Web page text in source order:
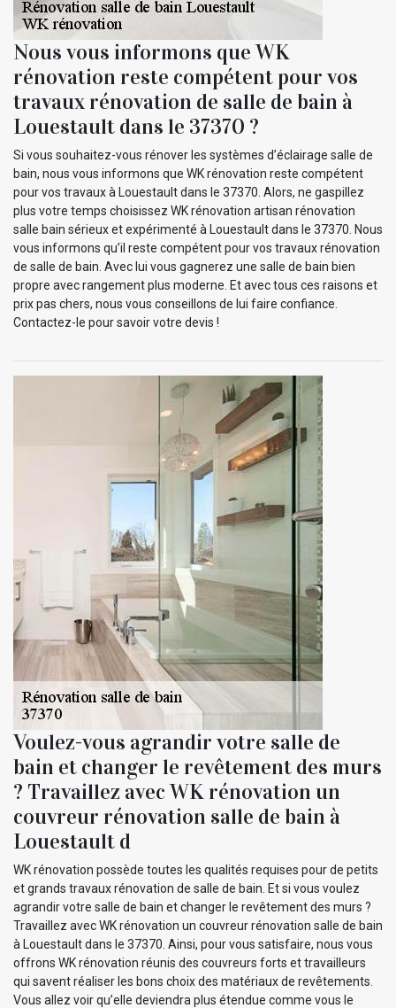
Nous vous informons que WK
rénovation reste compétent pour vos
travaux rénovation de salle de bain à
Louestault dans le 37370 ?
Si vous souhaitez-vous rénover les systèmes d’éclairage salle de
bain, nous vous informons que WK rénovation reste compétent
pour vos travaux à Louestault dans le 37370. Alors, ne gaspillez
plus votre temps choisissez WK rénovation artisan rénovation
salle bain sérieux et expérimenté à Louestault dans le 37370. Nous
vous informons qu’il reste compétent pour vos travaux rénovation
de salle de bain. Avec lui vous gagnerez une salle de bain bien
propre avec rangement plus moderne. Et avec tous ces raisons et
prix pas chers, nous vous conseillons de lui faire confiance.
Contactez-le pour savoir votre devis !
Voulez-vous agrandir votre salle de
bain et changer le revêtement des murs
? Travaillez avec WK rénovation un
couvreur rénovation salle de bain à
Louestault d
WK rénovation possède toutes les qualités requises pour de petits
et grands travaux rénovation de salle de bain. Et si vous voulez
agrandir votre salle de bain et changer le revêtement des murs ?
Travaillez avec WK rénovation un couvreur rénovation salle de bain
à Louestault dans le 37370. Ainsi, pour vous satisfaire, nous vous
offrons WK rénovation réunis des couvreurs forts et travailleurs
qui savent réaliser les bons choix des matériaux de revêtements.
Vous allez voir qu’elle deviendra plus étendue comme vous le